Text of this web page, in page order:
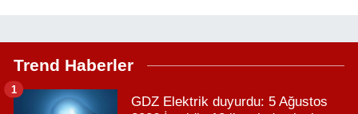
Trend Haberler
GDZ Elektrik duyurdu: 5 Ağustos
1